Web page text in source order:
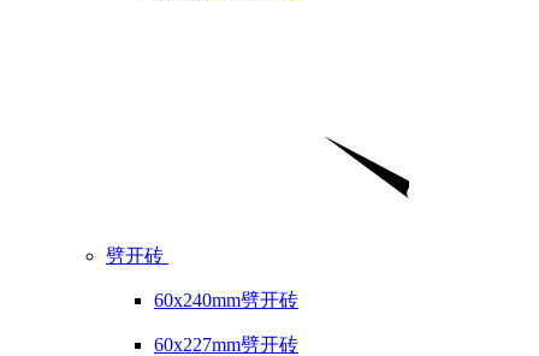
劈开砖
60x240mm劈开砖
60x227mm劈开砖